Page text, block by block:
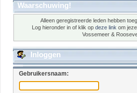
Waarschuwing!
Alleen geregistreerde leden hebben
Log hieronder in of klik op deze linkom
Vossemeer &
Inloggen
Gebruikersnaam: